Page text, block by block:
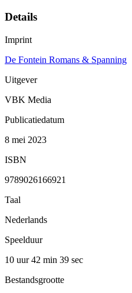
Details
Imprint
De Fontein Romans & Spanning
Uitgever
VBK Media
Publicatiedatum
8 mei 2023
ISBN
9789026166921
Taal
Nederlands
Speelduur
10 uur 42 min 39 sec
Bestandsgrootte